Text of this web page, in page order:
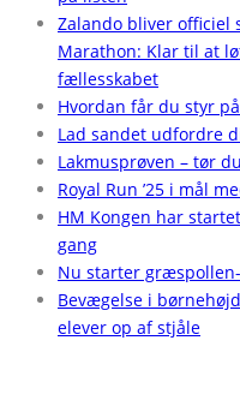
Zalando bliver officiel
Marathon: Klar til at
fællesskabet
Hvordan får du styr
Lad sandet udfordre
Lakmusprøven – tør
Royal Run ’25 i mål
HM Kongen har
gang
Nu starter
Bevægelse i
elever op af stjåle